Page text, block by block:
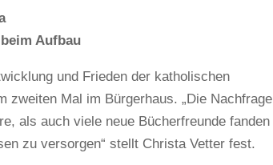
Aufbau
und Frieden der katholischen
zweiten Mal im Bürgerhaus. „Die Nachfrage
als auch viele neue Bücherfreunde fanden
zu versorgen“ stellt Christa Vetter fest.